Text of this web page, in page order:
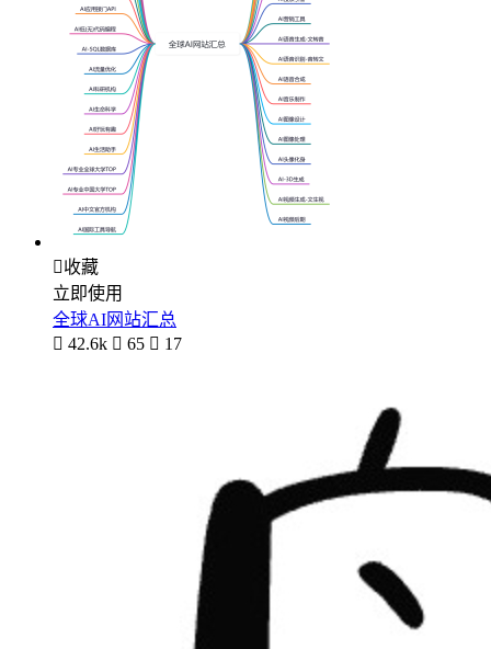
收藏
立即使用
全球AI网站汇总
 42.6k  65  17